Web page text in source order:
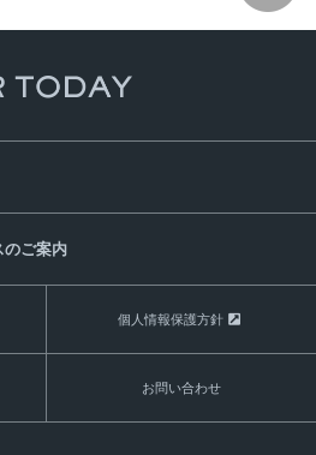
のご案内
個人情報保護方針
お問い合わせ